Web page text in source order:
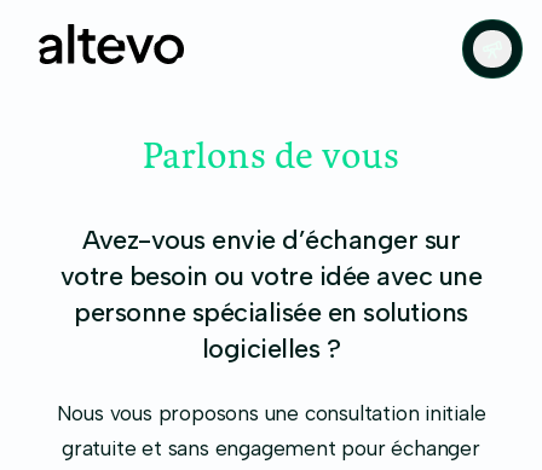
Parlons de vous
Avez-vous envie d’échanger sur
votre besoin ou votre idée avec une
personne spécialisée en solutions
logicielles ?
Nous vous proposons une consultation initiale
gratuite et sans engagement pour échanger